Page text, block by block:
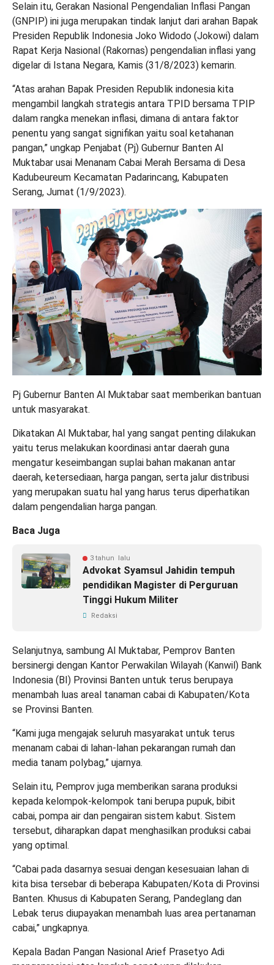
Selain itu, Gerakan Nasional Pengendalian Inflasi Pangan
(GNPIP) ini juga merupakan tindak lanjut dari arahan Bapak
Presiden Republik Indonesia Joko Widodo (Jokowi) dalam
Rapat Kerja Nasional (Rakornas) pengendalian inflasi yang
digelar di Istana Negara, Kamis (31/8/2023) kemarin.
“Atas arahan Bapak Presiden Republik indonesia kita
mengambil langkah strategis antara TPID bersama TPIP
dalam rangka menekan inflasi, dimana di antara faktor
penentu yang sangat signifikan yaitu soal ketahanan
pangan,” ungkap Penjabat (Pj) Gubernur Banten Al
Muktabar usai Menanam Cabai Merah Bersama di Desa
Kadubeureum Kecamatan Padarincang, Kabupaten
Serang, Jumat (1/9/2023).
Pj Gubernur Banten Al Muktabar saat memberikan bantuan
untuk masyarakat.
Dikatakan Al Muktabar, hal yang sangat penting dilakukan
yaitu terus melakukan koordinasi antar daerah guna
mengatur keseimbangan suplai bahan makanan antar
daerah, ketersediaan, harga pangan, serta jalur distribusi
yang merupakan suatu hal yang harus terus diperhatikan
dalam pengendalian harga pangan.
Baca Juga
3 tahun lalu
Advokat Syamsul Jahidin tempuh
pendidikan Magister di Perguruan
Tinggi Hukum Militer
Redaksi
Selanjutnya, sambung Al Muktabar, Pemprov Banten
bersinergi dengan Kantor Perwakilan Wilayah (Kanwil) Bank
Indonesia (BI) Provinsi Banten untuk terus berupaya
menambah luas areal tanaman cabai di Kabupaten/Kota
se Provinsi Banten.
“Kami juga mengajak seluruh masyarakat untuk terus
menanam cabai di lahan-lahan pekarangan rumah dan
media tanam polybag,” ujarnya.
Selain itu, Pemprov juga memberikan sarana produksi
kepada kelompok-kelompok tani berupa pupuk, bibit
cabai, pompa air dan pengairan sistem kabut. Sistem
tersebut, diharapkan dapat menghasilkan produksi cabai
yang optimal.
“Cabai pada dasarnya sesuai dengan kesesuaian lahan di
kita bisa tersebar di beberapa Kabupaten/Kota di Provinsi
Banten. Khusus di Kabupaten Serang, Pandeglang dan
Lebak terus diupayakan menambah luas area pertanaman
cabai,” ungkapnya.
Kepala Badan Pangan Nasional Arief Prasetyo Adi